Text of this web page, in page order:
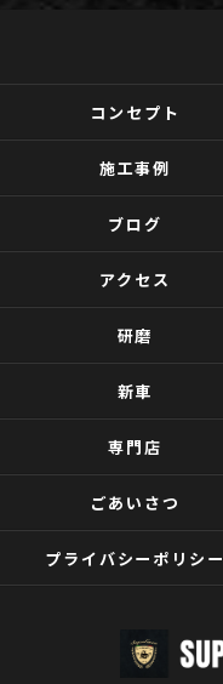
コンセプト
施工事例
ブログ
アクセス
研磨
新車
専門店
ごあいさつ
プライバシーポリシー